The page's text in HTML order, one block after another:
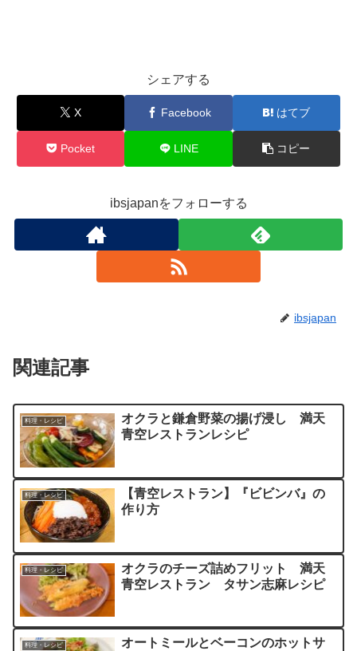
シェアする
X Facebook はてブ
Pocket LINE コピー
ibsjapanをフォローする
ibsjapan
関連記事
料理・レシピ
オクラと鎌倉野菜の揚げ浸し 満天
青空レストランレシピ
料理・レシピ
【青空レストラン】『ビビンバ』の
作り方
料理・レシピ
オクラのチーズ詰めフリット 満天
青空レストラン タサン志麻レシピ
料理・レシピ
オートミールとベーコンのホットサ